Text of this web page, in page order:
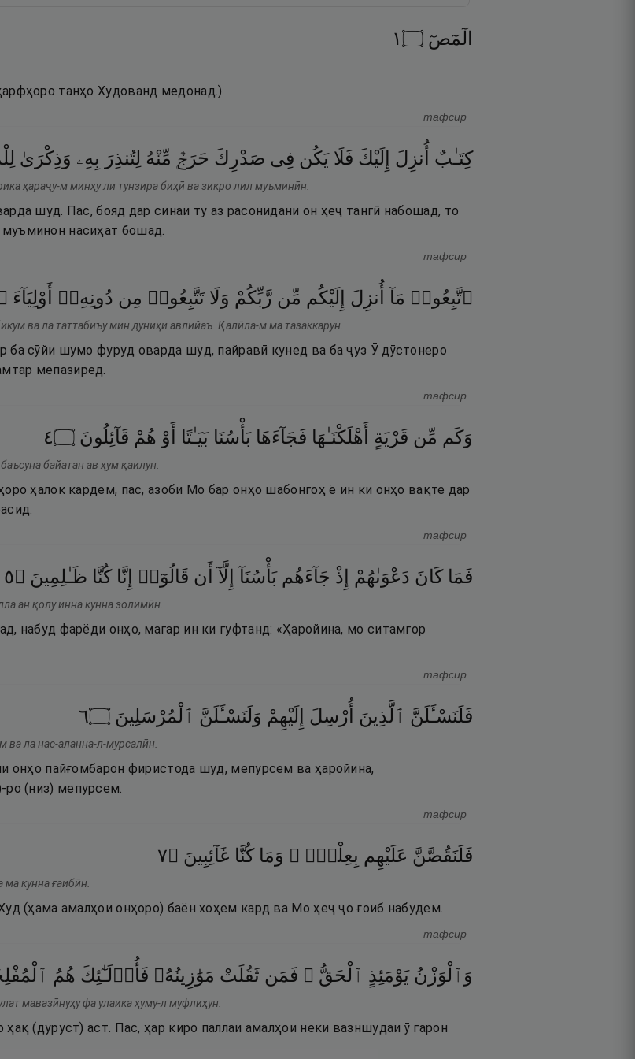
الٓمٓصٓ ۝١
танҳо Худованд медонад.)
тафсир
كِتَـٰبٌ أُنزِلَ إِلَيْكَ فَلَا يَكُن فِى صَدْرِكَ حَرَجٌۭ مِّنْهُ لِتُنذِرَ بِهِۦ وَذِكْرَىٰ
ҳараҷу-м минҳу ли тунзира биҳӣ ва зикро лил муъминӣн.
шуд. Пас, бояд дар синаи ту аз расонидани он ҳеҷ тангӣ набошад, то
насиҳат бошад.
тафсир
ٱتَّبِعُوا۟ مَآ أُنزِلَ إِلَيْكُم مِّن رَّبِّكُمْ وَلَا تَتَّبِعُوا۟ مِن دُونِهِۦٓ
ва ла таттабиъу мин дуниҳи авлийаъ. Қалӣла-м ма тазаккарун.
ба сӯйи шумо фуруд оварда шуд, пайравӣ кунед ва ба ҷуз Ӯ дӯстонеро
мепазиред.
тафсир
وَكَم مِّن قَرْيَةٍ أَهْلَكْنَـٰهَا فَجَآءَهَا بَأْسُنَا بَيَـٰتًا أَوْ هُمْ قَآئِلُونَ ۝٤
байатан ав ҳум қаилун.
ҳалок кардем, пас, азоби Мо бар онҳо шабонгоҳ ё ин ки онҳо вақте дар
тафсир
فَمَا كَانَ دَعْوَىٰهُمْ إِذْ جَآءَهُم بَأْسُنَآ إِلَّآ أَن قَالُوٓا۟ إِنَّا كُنَّا ظَـٰلِمِينَ ۝٥
ан қолу инна кунна золимӣн.
набуд фарёди онҳо, магар ин ки гуфтанд: «Ҳаройина, мо ситамгор
тафсир
فَلَنَسْـَٔلَنَّ ٱلَّذِينَ أُرْسِلَ إِلَيْهِمْ وَلَنَسْـَٔلَنَّ ٱلْمُرْسَلِينَ ۝٦
ва ла нас-аланна-л-мурсалӣн.
онҳо пайғомбарон фиристода шуд, мепурсем ва ҳаройина,
ро (низ) мепурсем.
тафсир
فَلَنَقُصَّنَّ عَلَيْهِم بِعِلْمٍۢ ۖ وَمَا كُنَّا غَآئِبِينَ ۝٧
кунна ғаибӣн.
(ҳама амалҳои онҳоро) баён хоҳем кард ва Мо ҳеҷ ҷо ғоиб набудем.
тафсир
وَٱلْوَزْنُ يَوْمَئِذٍ ٱلْحَقُّ ۚ فَمَن ثَقُلَتْ مَوَٰزِينُهُۥ فَأُو۟لَـٰٓئِكَ هُمُ
мавазӣнуҳу фа улаика ҳуму-л муфлиҳун.
ҳақ (дуруст) аст. Пас, ҳар киро паллаи амалҳои неки вазншудаи ӯ гарон